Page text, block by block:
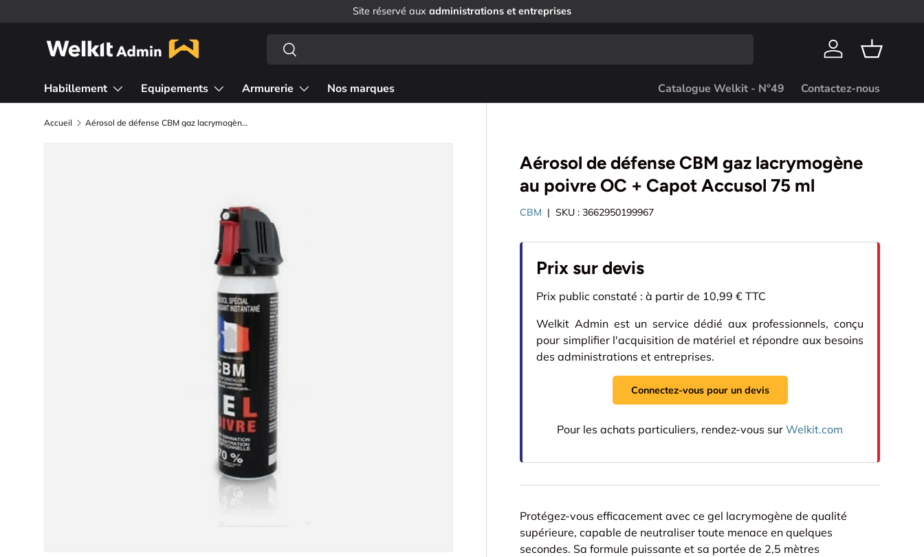
Site réservé aux administrations et entreprises
Recherche
Rechercher
Se connecter
Panier
Habillement Equipements Armurerie Nos marques Catalogue Welkit - N°49 Contactez-nous
Accueil Aérosol de défense CBM gaz lacrymogène au poivre OC + Capot Accusol 75 ml
Aérosol de défense CBM gaz lacrymogène
au poivre OC + Capot Accusol 75 ml
CBM |SKU : 3662950199967
Prix sur devis
Prix public constaté : à partir de 10,99 € TTC
Welkit Admin est un service dédié aux professionnels, conçu
pour simplifier l'acquisition de matériel et répondre aux besoins
des administrations et entreprises.
Connectez-vous pour un devis
Pour les achats particuliers, rendez-vous surWelkit.com
Protégez-vous efficacement avec ce gel lacrymogène de qualité
supérieure, capable de neutraliser toute menace en quelques
secondes. Sa formule puissante et sa portée de 2,5 mètres